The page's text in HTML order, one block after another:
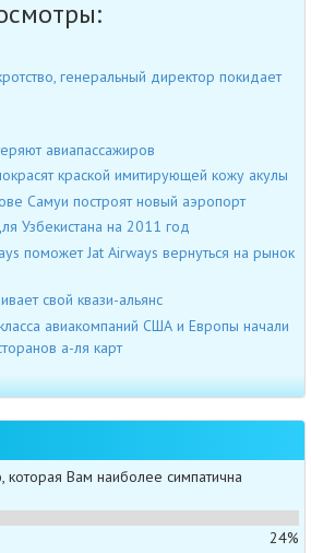
генеральный директор покидает
авиапассажиров
краской имитирующей кожу акулы
Самуи построят новый аэропорт
Узбекистана на 2011 год
поможет Jat Airways вернуться на рынок
свой квази-альянс
авиакомпаний США и Европы начали
а-ля карт
Вам наиболее симпатична
24%